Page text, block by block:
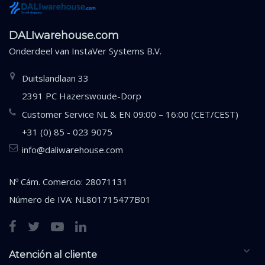
DALIwarehouse.com
Onderdeel van InstaVer Systems B.V.
Duitslandlaan 33
2391 PC Hazerswoude-Dorp
Customer Service NL & EN 09:00 – 16:00 (CET/CEST)
+31 (0) 85 - 023 9075
info@daliwarehouse.com
Nº Cám. Comercio: 28071131
Número de IVA: NL801715477B01
Atención al cliente